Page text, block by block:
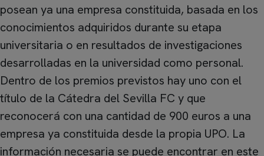
posean ya una empresa constituida, basada en los
conocimientos adquiridos durante su etapa
universitaria o en resultados de investigaciones
desarrolladas en la universidad como personal.
Dentro de los premios previstos hay uno con el
título de la Cátedra del Sevilla FC y que
reconocerá con una cantidad de 900 euros a una
empresa ya constituida desde la propia UPO. La
información necesaria se puede encontrar en este